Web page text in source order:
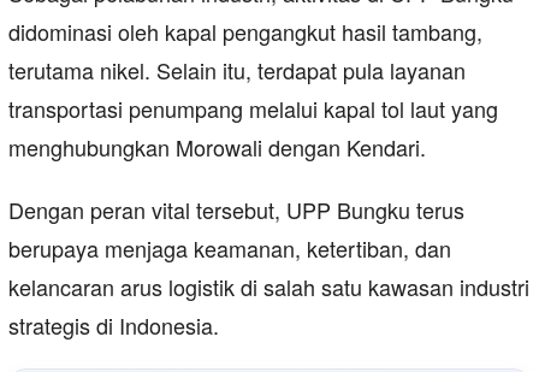
didominasi oleh kapal pengangkut hasil tambang,
terutama nikel. Selain itu, terdapat pula layanan
transportasi penumpang melalui kapal tol laut yang
menghubungkan Morowali dengan Kendari.
Dengan peran vital tersebut, UPP Bungku terus
berupaya menjaga keamanan, ketertiban, dan
kelancaran arus logistik di salah satu kawasan industri
strategis di Indonesia.